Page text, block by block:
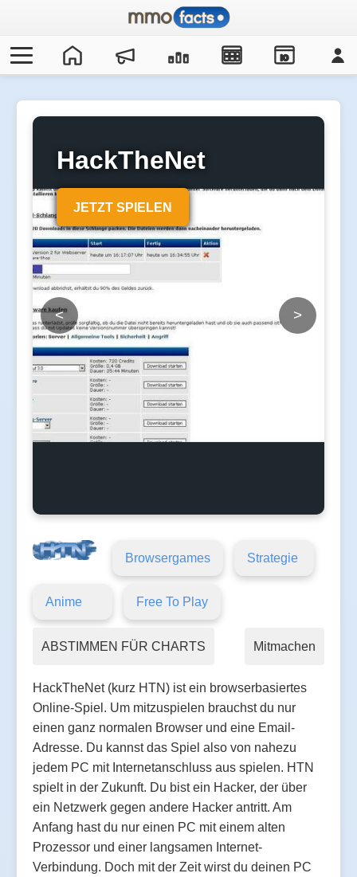
IO
HackTheNet
JETZT SPIELEN
< >
Browsergames Strategie
Anime Free To Play
ABSTIMMEN FÜR CHARTS Mitmachen
HackTheNet (kurz HTN) ist ein browserbasiertes
Online-Spiel. Um mitzuspielen brauchst du nur
einen ganz normalen Browser und eine Email-
Adresse. Du kannst das Spiel also von nahezu
jedem PC mit Internetanschluss aus spielen. HTN
spielt in der Zukunft. Du bist ein Hacker, der über
ein Netzwerk gegen andere Hacker antritt. Am
Anfang hast du nur einen PC mit einem alten
Prozessor und einer langsamen Internet-
Verbindung. Doch mit der Zeit wirst du deinen PC